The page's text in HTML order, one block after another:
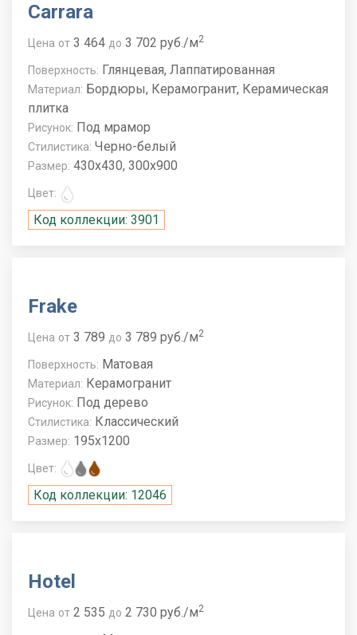
Carrara
Цена от 3 464 до 3 702 руб./м2
Поверхность: Глянцевая, Лаппатированная
Материал: Бордюры, Керамогранит, Керамическая
плитка
Рисунок: Под мрамор
Стилистика: Черно-белый
Размер: 430x430, 300x900
Цвет:
Код коллекции: 3901
Frake
Цена от 3 789 до 3 789 руб./м2
Поверхность: Матовая
Материал: Керамогранит
Рисунок: Под дерево
Стилистика: Классический
Размер: 195x1200
Цвет:
Код коллекции: 12046
Hotel
Цена от 2 535 до 2 730 руб./м2